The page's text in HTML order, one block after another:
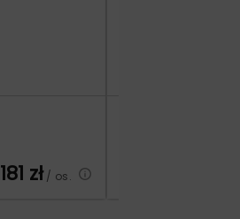
zł/ os.